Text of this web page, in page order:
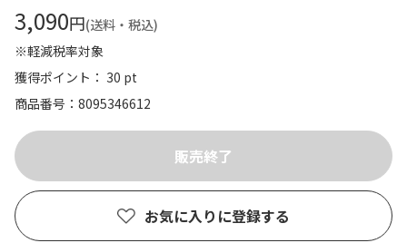
3,090円(送料・税込)
※軽減税率対象
獲得ポイント： 30 pt
商品番号
8095346612
お気に入りに登録する